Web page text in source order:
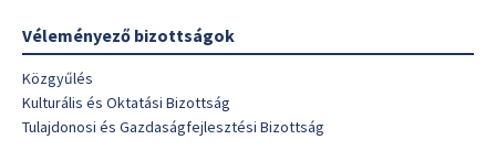
Véleményező bizottságok
Közgyűlés
Kulturális és Oktatási Bizottság
Tulajdonosi és Gazdaságfejlesztési Bizottság